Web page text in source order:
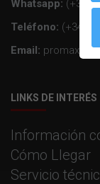
Whatsapp: (+34)
Teléfono: (+34)
Email:
LINKS DE INTERÉS
Información
Cómo Llegar
Servicio